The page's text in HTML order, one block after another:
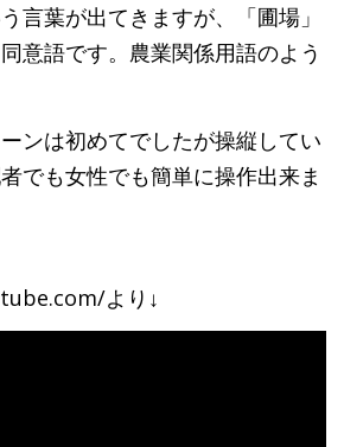
言葉が出てきますが、「圃場」
意語です。農業関係用語のよう
ンは初めてでしたが操縦してい
でも女性でも簡単に操作出来ま
より↓